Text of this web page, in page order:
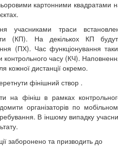
картонними квадратами
учасниками траси
(КП). На декількох КП
(ПХ). Час функціонування
часу (КЧ).
кожної дистанції окремо.
фінішний створ .
на фініш в рамках
організаторів по
В іншому випадку
заборонено та призводить до